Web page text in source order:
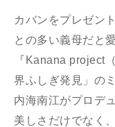
カバンをプレゼン
との多い義母だと
『Kanana project
界ふしぎ発見」の
内海南江がプロデ
美しさだけでなく